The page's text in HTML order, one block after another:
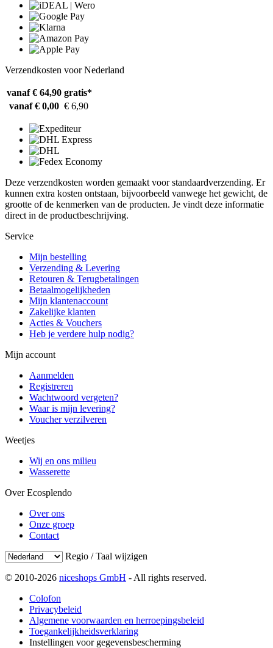
Verzendkosten voor Nederland
vanaf € 64,90 gratis*
vanaf € 0,00 € 6,90
Deze verzendkosten worden gemaakt voor standaardverzending. Er
kunnen extra kosten ontstaan, bijvoorbeeld vanwege het gewicht, de
grootte of de kenmerken van de producten. Je vindt deze informatie
direct in de productbeschrijving.
Service
Mijn bestelling
Verzending & Levering
Retouren & Terugbetalingen
Betaalmogelijkheden
Mijn klantenaccount
Zakelijke klanten
Acties & Vouchers
Heb je verdere hulp nodig?
Mijn account
Aanmelden
Registreren
Wachtwoord vergeten?
Waar is mijn levering?
Voucher verzilveren
Weetjes
Wij en ons milieu
Wasserette
Over Ecosplendo
Over ons
Onze groep
Contact
Regio / Taal wijzigen
© 2010-2026 niceshops GmbH - All rights reserved.
Colofon
Privacybeleid
Algemene voorwaarden en herroepingsbeleid
Toegankelijkheidsverklaring
Instellingen voor gegevensbescherming